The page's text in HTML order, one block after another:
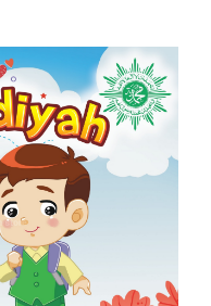
Cara Shalat
Menurut
Himpunan
Putusan Tarjih
Muhammadiyah
Rp. 31.000
Himpunan